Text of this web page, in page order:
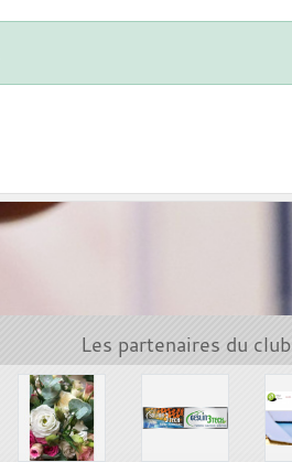
Les partenaires du club